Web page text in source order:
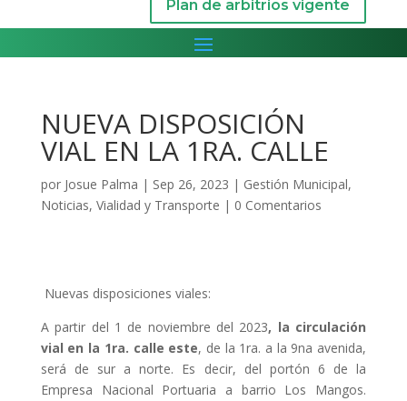
Plan de arbitrios vigente
NUEVA DISPOSICIÓN
VIAL EN LA 1RA. CALLE
por Josue Palma | Sep 26, 2023 | Gestión Municipal,
Noticias, Vialidad y Transporte | 0 Comentarios
Nuevas disposiciones viales:
A partir del 1 de noviembre del 2023, la circulación
vial en la 1ra. calle este, de la 1ra. a la 9na avenida,
será de sur a norte. Es decir, del portón 6 de la
Empresa Nacional Portuaria a barrio Los Mangos.